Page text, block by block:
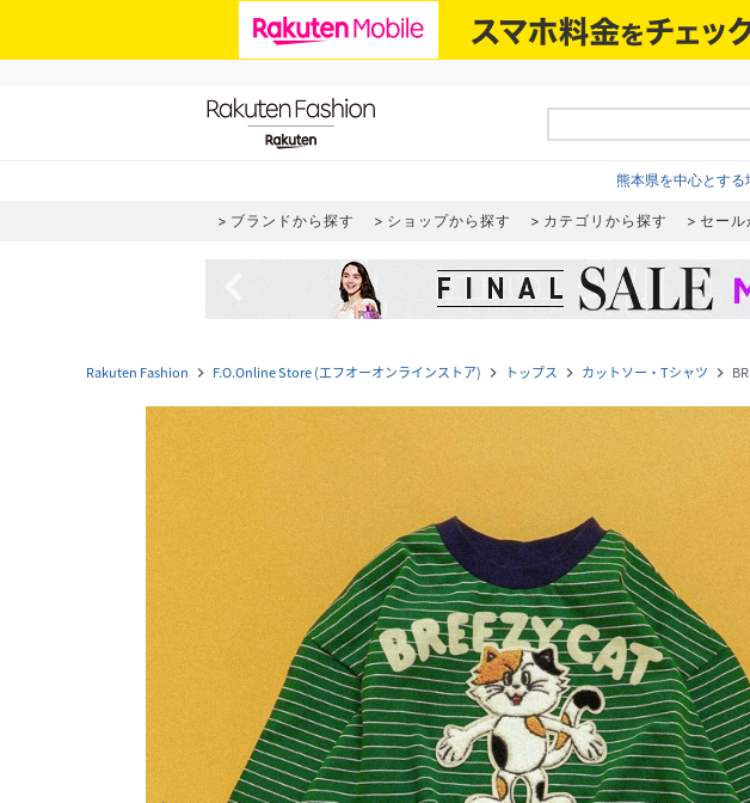
熊本県を中心とす
ブランドから探す ショップから探す カテゴリから探す セー
Rakuten Fashion navigate_next F.O.Online Store (エフオーオンラインストア) navigate_next トップス navigate_next カットソー・Tシャツ navigate_next